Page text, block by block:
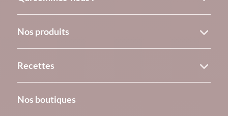
Nos produits
Recettes
Nos boutiques